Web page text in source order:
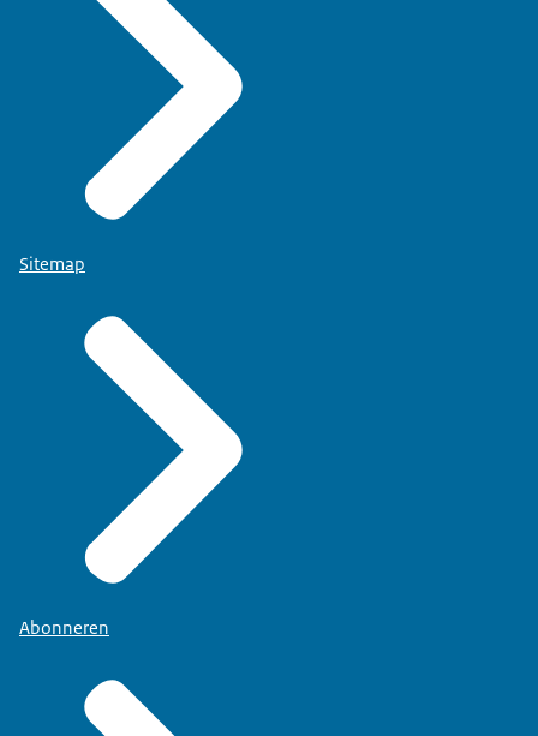
Sitemap
Abonneren